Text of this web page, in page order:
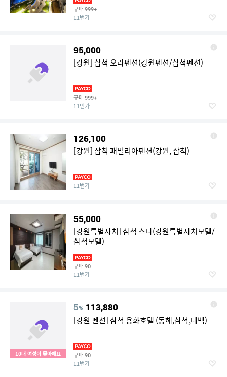
구매 999+
11번가
95,000
[강원] 삼척 오라펜션(강원펜션/삼척펜션)
구매 999+
11번가
126,100
[강원] 삼척 패밀리아펜션(강원, 삼척)
11번가
55,000
[강원특별자치] 삼척 스타(강원특별자치모텔/
삼척모텔)
구매 90
11번가
10대 여성이 좋아해요
5% 113,880
[강원 펜션] 삼척 용화호텔 (동해,삼척,태백)
구매 90
11번가